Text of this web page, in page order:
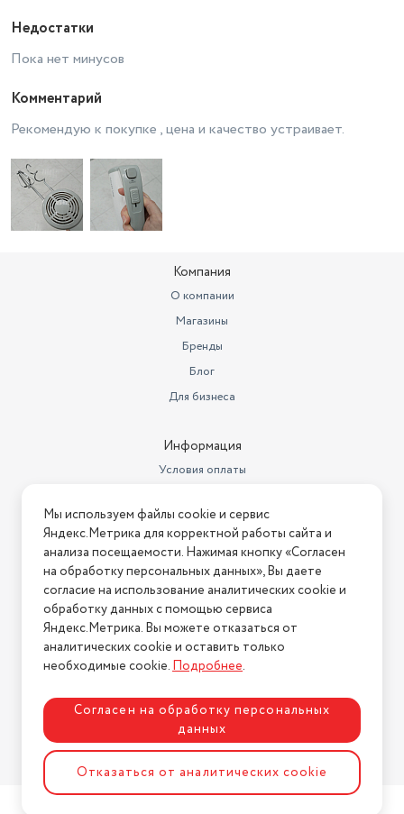
Недостатки
Пока нет минусов
Комментарий
Рекомендую к покупке , цена и качество устраивает.
Компания
О компании
Магазины
Бренды
Блог
Для бизнеса
Информация
Условия оплаты
Условия возврата
Нашли ошибку на сайте? Напишите нам
2026 © Интернет-магазин "АстМаркет". У нас есть всё!
Политика конфиденциальности
Разработка сайтаASTDESIGN
Мы используем файлы cookie и сервис
Яндекс.Метрика для корректной работы сайта и
анализа посещаемости. Нажимая кнопку «Согласен
на обработку персональных данных», Вы даете
согласие на использование аналитических cookie и
обработку данных с помощью сервиса
Яндекс.Метрика. Вы можете отказаться от
аналитических cookie и оставить только
необходимые cookie.Подробнее.
Согласен на обработку персональных
данных
Отказаться от аналитических cookie